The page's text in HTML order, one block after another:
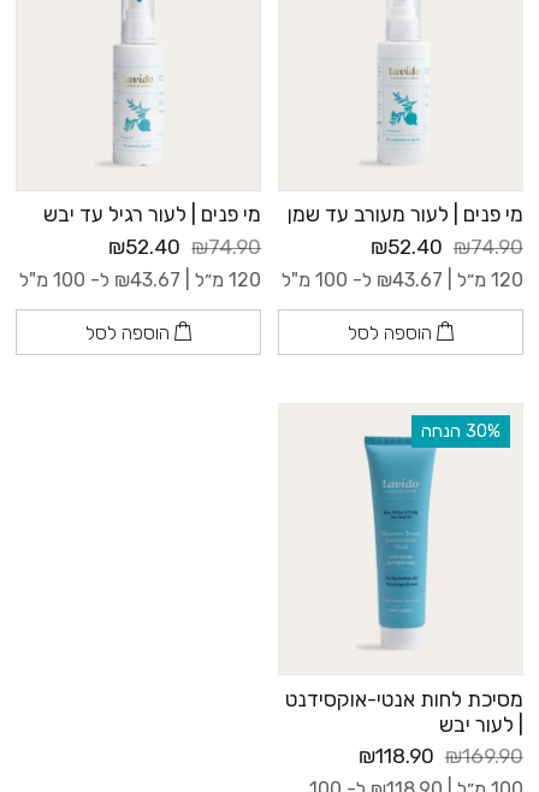
מי פנים | לעור מעורב עד שמן
₪74.90
₪52.40
120 מ״ל | ₪43.67 ל- 100 מ"ל
הוספה לסל
מי פנים | לעור רגיל עד יבש
₪74.90
₪52.40
120 מ״ל | ₪43.67 ל- 100 מ"ל
הוספה לסל
‫30% הנחה
מסיכת לחות אנטי-אוקסידנט
| לעור יבש
₪169.90
₪118.90